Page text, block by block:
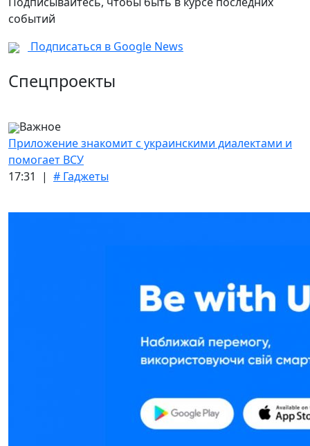
событий
Подписаться в Google News
Спецпроекты
Важное
Приложение знакомит с украинскими диалектами и
помогает ВСУ
17:31 | # Гаджеты